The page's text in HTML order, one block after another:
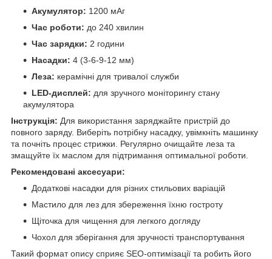
Акумулятор: 1200 мАг
Час роботи: до 240 хвилин
Час зарядки: 2 години
Насадки: 4 (3-6-9-12 мм)
Леза: керамічні для тривалої служби
LED-дисплей: для зручного моніторингу стану
акумулятора
Інструкція: Для використання заряджайте пристрій до
повного заряду. Виберіть потрібну насадку, увімкніть машинку
та почніть процес стрижки. Регулярно очищайте леза та
змащуйте їх маслом для підтримання оптимальної роботи.
Рекомендовані аксесуари:
Додаткові насадки для різних стильових варіацій
Мастило для лез для збереження їхню гостроту
Щіточка для чищення для легкого догляду
Чохол для зберігання для зручності транспортування
Такий формат опису сприяє SEO-оптимізації та робить його